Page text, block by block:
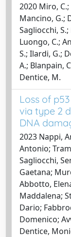
2020 Miro,
Mancino, G.;
Sagliocchi,
Luongo, C.;
S.; Ilardi, G.;
A.; Blanpain,
Dentice, M.
Loss of
via type 2
DNA
2023 Nappi,
Antonio;
Sagliocchi,
Gaetana;
Abbotto,
Maddalena;
Dario;
Domenico;
Dentice,